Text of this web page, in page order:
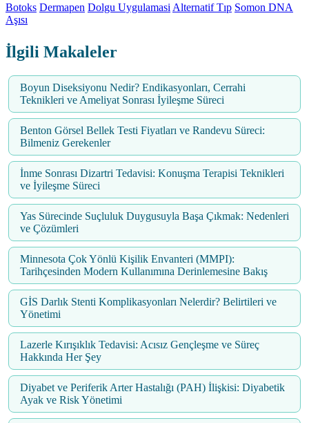
Botoks Dermapen Dolgu Uygulamasi Alternatif Tıp Somon DNA
Aşısı
İlgili Makaleler
Boyun Diseksiyonu Nedir? Endikasyonları, Cerrahi
Teknikleri ve Ameliyat Sonrası İyileşme Süreci
Benton Görsel Bellek Testi Fiyatları ve Randevu Süreci:
Bilmeniz Gerekenler
İnme Sonrası Dizartri Tedavisi: Konuşma Terapisi Teknikleri
ve İyileşme Süreci
Yas Sürecinde Suçluluk Duygusuyla Başa Çıkmak: Nedenleri
ve Çözümleri
Minnesota Çok Yönlü Kişilik Envanteri (MMPI):
Tarihçesinden Modern Kullanımına Derinlemesine Bakış
GİS Darlık Stenti Komplikasyonları Nelerdir? Belirtileri ve
Yönetimi
Lazerle Kırışıklık Tedavisi: Acısız Gençleşme ve Süreç
Hakkında Her Şey
Diyabet ve Periferik Arter Hastalığı (PAH) İlişkisi: Diyabetik
Ayak ve Risk Yönetimi